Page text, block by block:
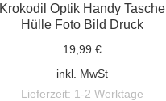
Krokodil Optik Handy Tasche
Hülle Foto Bild Druck
19,99 €
inkl. MwSt
Lieferzeit: 1-2 Werktage